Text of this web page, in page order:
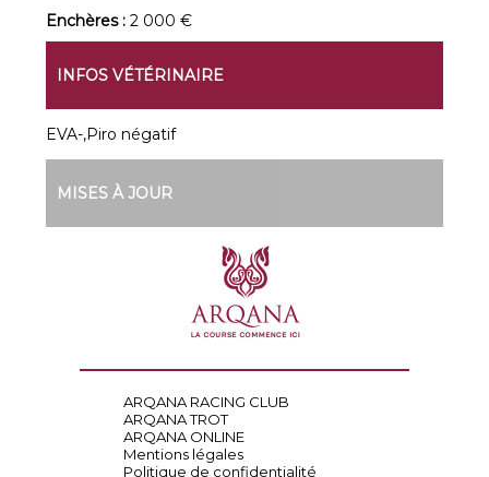
Enchères :2 000 €
INFOS VÉTÉRINAIRE
EVA-,Piro négatif
MISES À JOUR
ARQANA RACING CLUB
ARQANA TROT
ARQANA ONLINE
Mentions légales
Politique de confidentialité